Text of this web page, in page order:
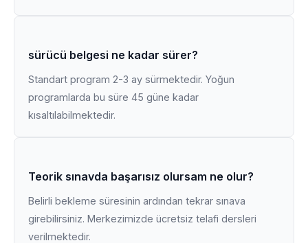
sürücü belgesi ne kadar sürer?
Standart program 2-3 ay sürmektedir. Yoğun
programlarda bu süre 45 güne kadar
kısaltılabilmektedir.
Teorik sınavda başarısız olursam ne olur?
Belirli bekleme süresinin ardından tekrar sınava
girebilirsiniz. Merkezimizde ücretsiz telafi dersleri
verilmektedir.